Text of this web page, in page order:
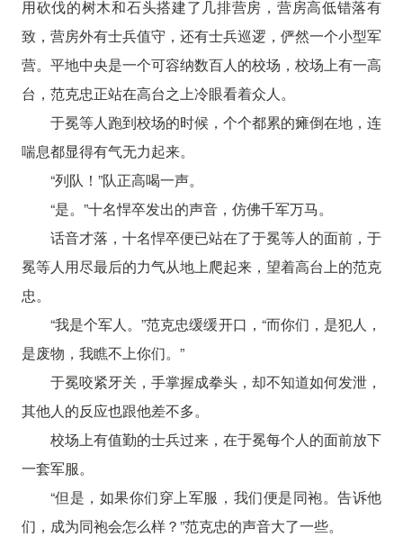
用砍伐的树木和石头搭建了几排营房，营房高低错落有
致，营房外有士兵值守，还有士兵巡逻，俨然一个小型军
营。平地中央是一个可容纳数百人的校场，校场上有一高
台，范克忠正站在高台之上冷眼看着众人。
于冕等人跑到校场的时候，个个都累的瘫倒在地，连
喘息都显得有气无力起来。
“列队！”队正高喝一声。
“是。”十名悍卒发出的声音，仿佛千军万马。
话音才落，十名悍卒便已站在了于冕等人的面前，于
冕等人用尽最后的力气从地上爬起来，望着高台上的范克
忠。
“我是个军人。”范克忠缓缓开口，“而你们，是犯人，
是废物，我瞧不上你们。”
于冕咬紧牙关，手掌握成拳头，却不知道如何发泄，
其他人的反应也跟他差不多。
校场上有值勤的士兵过来，在于冕每个人的面前放下
一套军服。
“但是，如果你们穿上军服，我们便是同袍。告诉他
们，成为同袍会怎么样？”范克忠的声音大了一些。